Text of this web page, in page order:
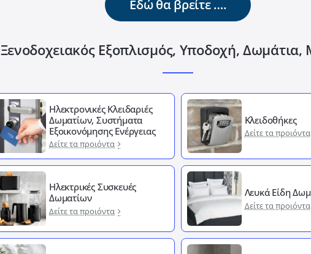
Εδώ θα βρείτε ….
Ξενοδοχειακός Εξοπλισμός, Υποδοχή, Δωμάτια,
Ηλεκτρονικές Κλειδαριές
Δωματίων, Συστήματα
Εξοικονόμησης Ενέργειας
Δείτε τα προιόντα
Κλειδοθήκες
Δείτε τα προιόντα
Ηλεκτρικές Συσκευές
Δωματίων
Δείτε τα προιόντα
Λευκά Είδη
Δείτε τα προιόντα